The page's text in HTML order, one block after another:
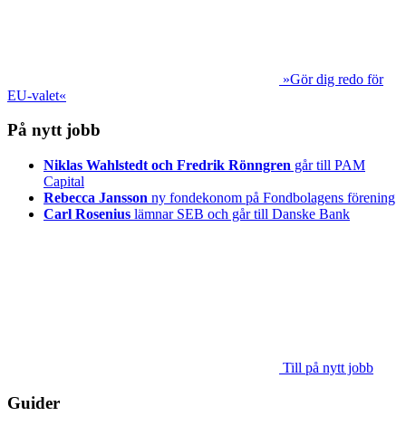
»Gör dig redo för
EU-valet«
På nytt jobb
Niklas Wahlstedt och Fredrik Rönngren går till PAM
Capital
Rebecca Jansson ny fondekonom på Fondbolagens förening
Carl Rosenius lämnar SEB och går till Danske Bank
Till på nytt jobb
Guider